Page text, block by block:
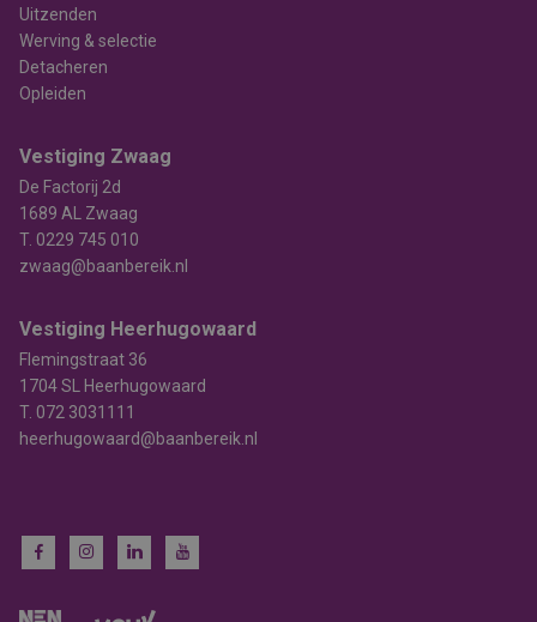
Uitzenden
Werving & selectie
Detacheren
Opleiden
Vestiging Zwaag
De Factorij 2d
1689 AL Zwaag
T. 0229 745 010
zwaag@baanbereik.nl
Vestiging Heerhugowaard
Flemingstraat 36
1704 SL Heerhugowaard
T. 072 3031111
heerhugowaard@baanbereik.nl